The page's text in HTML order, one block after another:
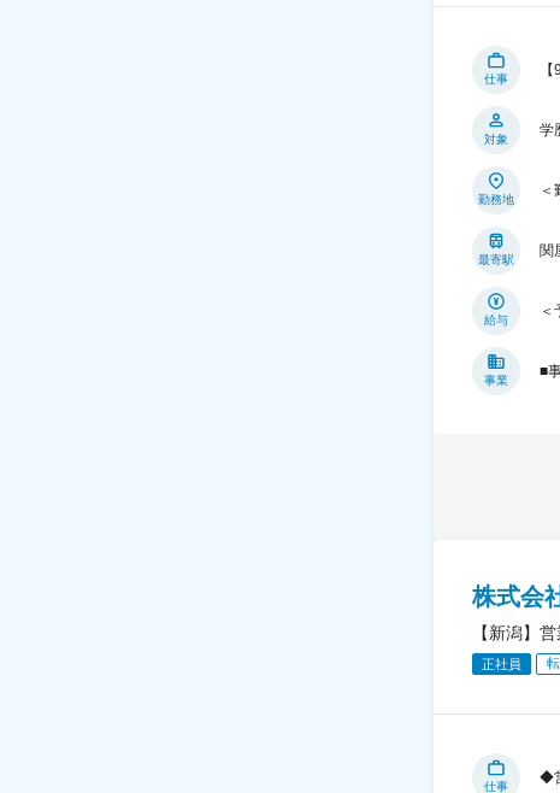
仕事
対象
学
勤務地
最寄駅
関
給与
事業
■
株式会
【新潟】
正社員
仕事
◆